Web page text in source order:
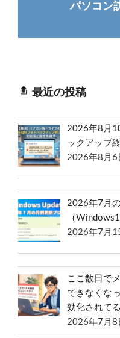
パソコン
最近の投稿
2026年8月
ックアップ
2026年8月6
2026年7月
（
2026年7月
ここ数日で
できなくな
効化されて
2026年7月8